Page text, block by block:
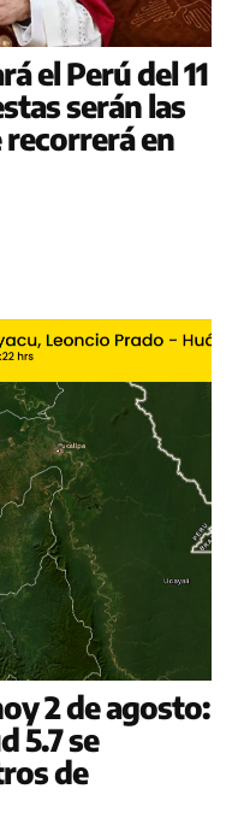
el Perú del 11
serán las
en
2 de agosto:
5.7 se
de